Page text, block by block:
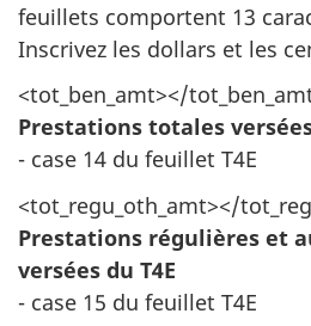
feuillets comportent 13
Inscrivez les dollars et les
<tot_ben_amt></
Prestations totales versées
- case 14 du feuillet T4E
<tot_regu_oth_amt></
Prestations régulières et
versées du T4E
- case 15 du feuillet T4E